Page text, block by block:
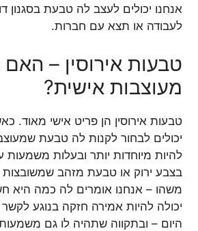
אנחנו יכולים לעצב לה טבעת
לעבודה או תצא עם חברות.
טבעות אירוסין – האם
מעוצבות אישית?
טבעות אירוסין הן פריט אישי מאוד.
יכולים לבחור לקנות לה טבעת
להיות מיוחדות יותר ובעלות
בצבע ירוק או טבעת מזהב שמשובצות
משהו – אנחנו אומרים לה כמה היא
יכולה להיות אמירה חזקה בנוגע
היום – ובתקווה שתהיה לו גם